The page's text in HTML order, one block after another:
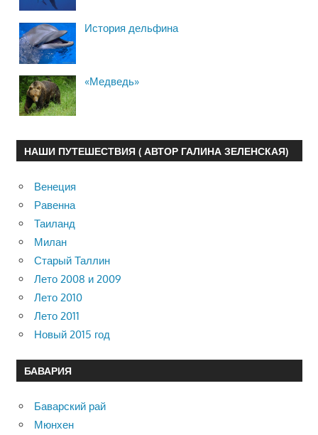
История дельфина
«Медведь»
НАШИ ПУТЕШЕСТВИЯ ( АВТОР ГАЛИНА ЗЕЛЕНСКАЯ)
Венеция
Равенна
Таиланд
Милан
Старый Таллин
Лето 2008 и 2009
Лето 2010
Лето 2011
Новый 2015 год
БАВАРИЯ
Баварский рай
Мюнхен